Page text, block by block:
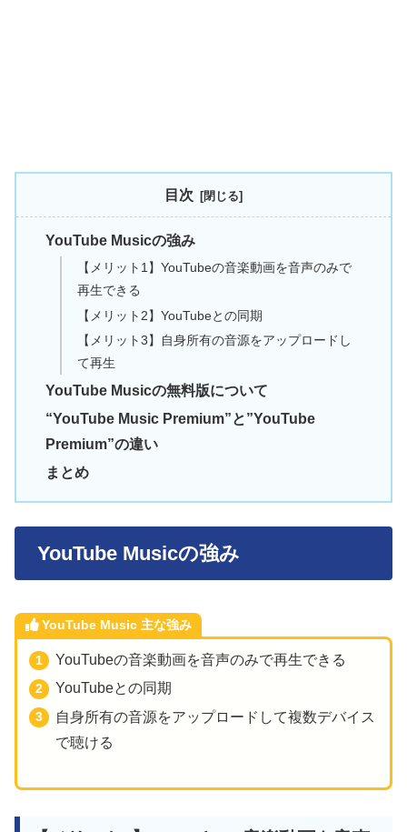
目次
YouTube Musicの強み
【メリット1】YouTubeの音楽動画を音声のみで
再生できる
【メリット2】YouTubeとの同期
【メリット3】自身所有の音源をアップロードし
て再生
YouTube Musicの無料版について
“YouTube Music Premium”と”YouTube
Premium”の違い
まとめ
YouTube Musicの強み
YouTube Music 主な強み
YouTubeの音楽動画を音声のみで再生できる
YouTubeとの同期
自身所有の音源をアップロードして複数デバイス
で聴ける